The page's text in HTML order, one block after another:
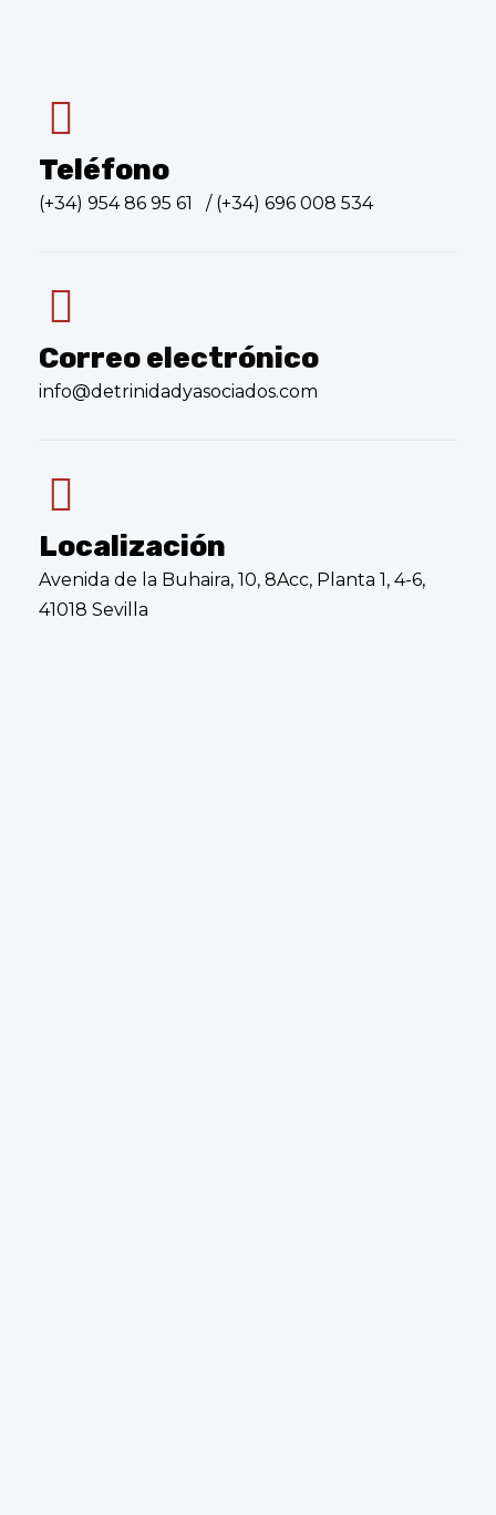
Teléfono
(+34) 954 86 95 61 / (+34) 696 008 534
Correo electrónico
info@detrinidadyasociados.com
Localización
Avenida de la Buhaira, 10, 8Acc, Planta 1, 4-6,
41018 Sevilla